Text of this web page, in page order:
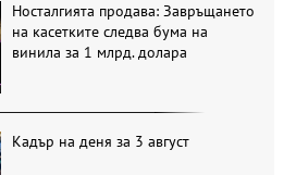
Носталгията продава: Завръщането
на касетките следва бума на
винила за 1 млрд. долара
Кадър на деня за 3 август